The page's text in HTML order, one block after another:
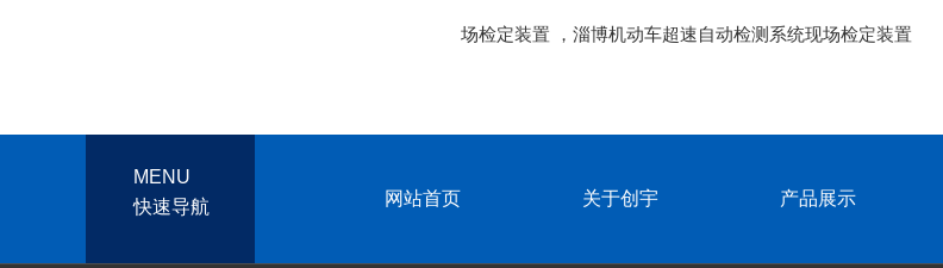
场检定装置 ， 淄博机动车超速自动检测系统现场检定装置
MENU
快速导航
网站首页 关于创宇 产品展示